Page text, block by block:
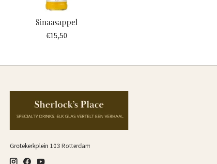
Sinaasappel
€15,50
Grotekerkplein 103 Rotterdam